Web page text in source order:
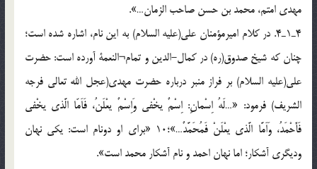
مهدي امتم، محمد بن حسن صاحب الزمان…».
4ـ1ـ4. در كلام اميرمؤمنان علي(عليه السلام) به اين نام، اشاره شده است؛
چنان که شيخ صدوق(ره) در كمال-الدين و تمام¬النعمة آورده است: حضرت
علي(عليه السلام) بر فراز منبر درباره حضرت مهدي(عجل الله تعالي فرجه
الشريف) فرمود: «…لَهُ اِسْمانِ: اِسْمٌ يخْفي وَاِسْمٌ يعْلَنُ، فَاَمّا الَّذي يخْفي
فَأَحْمَدُ، وَاَمَّا الَّذي يعْلَنْ فَمُحَمَّدٌ…»؛10 «براي او دونام است: يكي نهان
وديگري آشكار؛ اما نهان احمد و نام آشكار محمد است».